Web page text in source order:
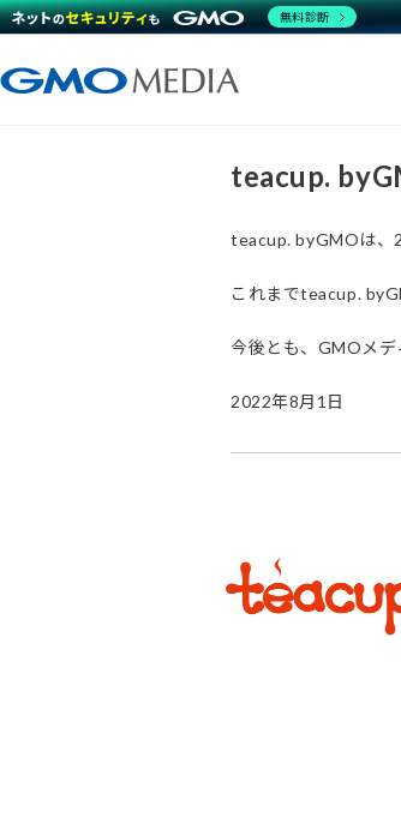
teacup.
teacup. byGMOは、
これまでteacup.
今後とも、GMOメデ
2022年8月1日
無料診断